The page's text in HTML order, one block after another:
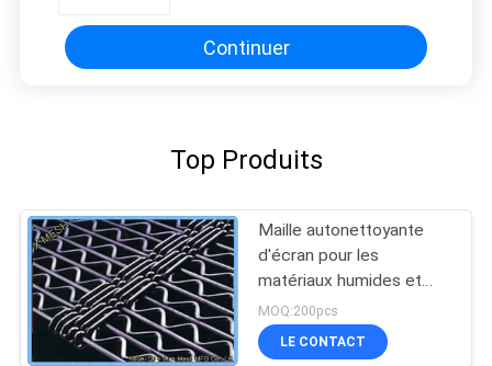
Continuer
Top Produits
Maille autonettoyante
d'écran pour les
matériaux humides et
moites
MOQ:200pcs
LE CONTACT